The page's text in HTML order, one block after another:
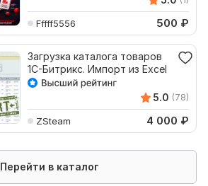
Fffff5556 500 ₽
Загрузка каталога товаров
1С-Битрикс. Импорт из Excel
5.0 (78)
ZSteam 4 000 ₽
Перейти в каталог